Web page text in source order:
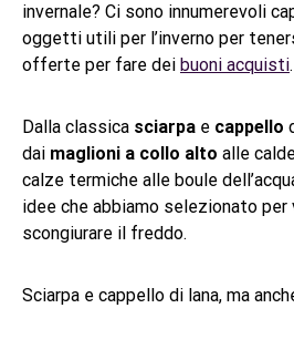
invernale? Ci sono innumerevoli
oggetti utili per l’inverno per
offerte per fare dei buoni acquisti.
Dalla classica sciarpa e cappello
dai maglioni a collo alto alle
calze termiche alle boule
idee che abbiamo selezionato per
scongiurare il freddo.
Sciarpa e cappello di lana, ma